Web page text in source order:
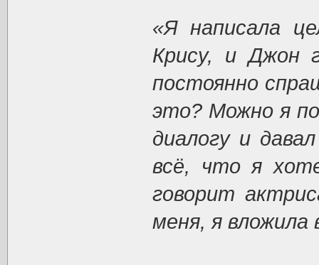
«Я написала
Крису, и Джон
постоянно
это? Можно я
диалогу и
всё, что я
говорит
меня, я вложила